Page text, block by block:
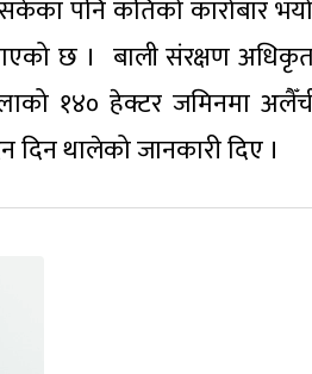
पनि कतिको कारोबार
छ । बाली संरक्षण
१४० हेक्टर जमिनमा
थालेको जानकारी दिए ।